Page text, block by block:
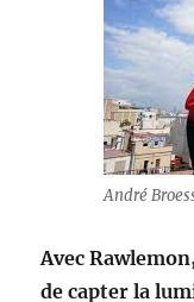
André
Avec
de capter la